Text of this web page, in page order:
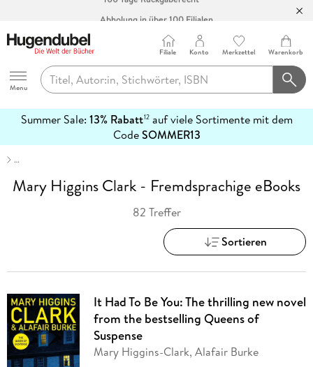
Hugendubel
Menu
Filiale Konto Merkzettel Warenkorb
Summer Sale: 13% Rabatt12auf viele Sortimente mit dem
CodeSOMMER13
erfahren
…
Mary Higgins Clark - Fremdsprachige eBooks
82 Treffer
Sortieren
It Had To Be You: The thrilling new novel
from the bestselling Queens of
Suspense
Mary Higgins-Clark, Alafair Burke